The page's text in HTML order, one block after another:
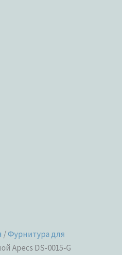
/Фурнитура для
Apecs DS-0015-G